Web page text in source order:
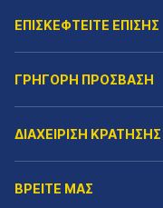
ΕΠΙΣΚΕΦΤΕΙΤΕ ΕΠΙΣΗΣ
ΓΡΗΓΟΡΗ ΠΡΟΣΒΑΣΗ
ΔΙΑΧΕΙΡΙΣΗ ΚΡΑΤΗΣΗΣ
ΒΡΕΙΤΕ ΜΑΣ